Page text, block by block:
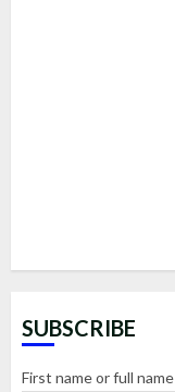
SUBSCRIBE
First name or full name